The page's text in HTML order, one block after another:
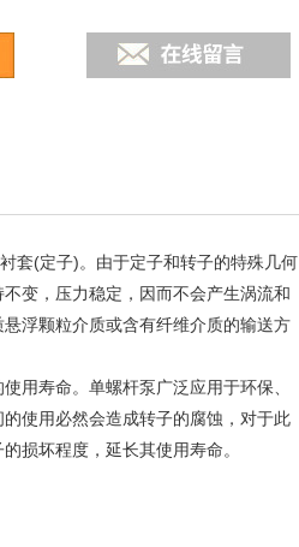
套(定子)。由于定子和转子的特殊几何
变，压力稳定，因而不会产生涡流和
浮颗粒介质或含有纤维介质的输送方
用寿命。单螺杆泵广泛应用于环保、
使用必然会造成转子的腐蚀，对于此
损坏程度，延长其使用寿命。